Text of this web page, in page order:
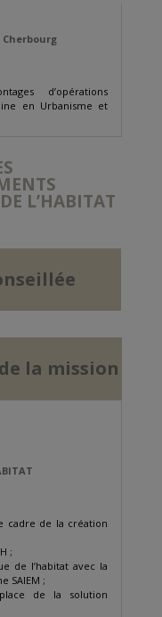
d’opérations
en Urbanisme et
L’HABITAT
la mission
cadre de la création
;
de l’habitat avec la
SAIEM ;
de la solution